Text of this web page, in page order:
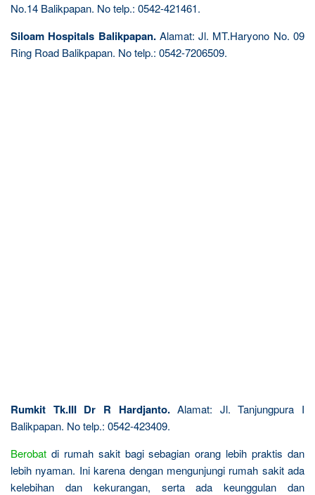
No.14 Balikpapan. No telp.: 0542-421461.
Siloam Hospitals Balikpapan.Alamat: Jl. MT.Haryono No. 09
Ring Road Balikpapan. No telp.: 0542-7206509.
Rumkit Tk.III Dr R Hardjanto.Alamat: Jl. Tanjungpura I
Balikpapan. No telp.: 0542-423409.
Berobat di rumah sakit bagi sebagian orang lebih praktis dan
lebih nyaman. Ini karena dengan mengunjungi rumah sakit ada
kelebihan dan kekurangan, serta ada keunggulan dan